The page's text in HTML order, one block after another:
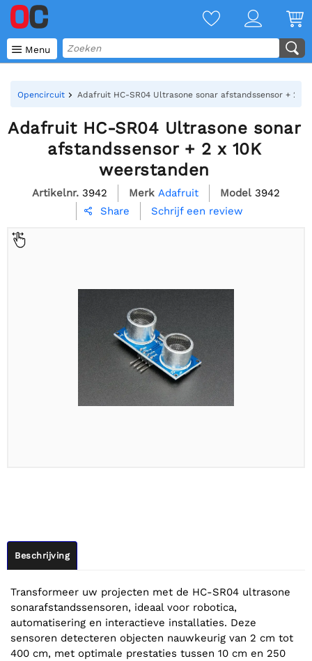
 Menu
Opencircuit Adafruit HC-SR04 Ultrasone sonar afstandssensor + 2 x
Adafruit HC-SR04 Ultrasone sonar
afstandssensor + 2 x 10K
weerstanden
Artikelnr. 3942 Merk Adafruit Model 3942
 Share Schrijf een review
Beschrijving
Transformeer uw projecten met de HC-SR04 ultrasone
sonarafstandssensoren, ideaal voor robotica,
automatisering en interactieve installaties. Deze
sensoren detecteren objecten nauwkeurig van 2 cm tot
400 cm, met optimale prestaties tussen 10 cm en 250